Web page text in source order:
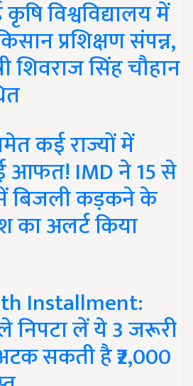
कृषि विश्वविद्यालय में
प्रशिक्षण संपन्न,
शिवराज सिंह चौहान
कई राज्यों में
आफत! IMD ने 15 से
बिजली कड़कने के
का अलर्ट किया
Installment:
निपटा लें ये 3 जरूरी
सकती है ₹2,000